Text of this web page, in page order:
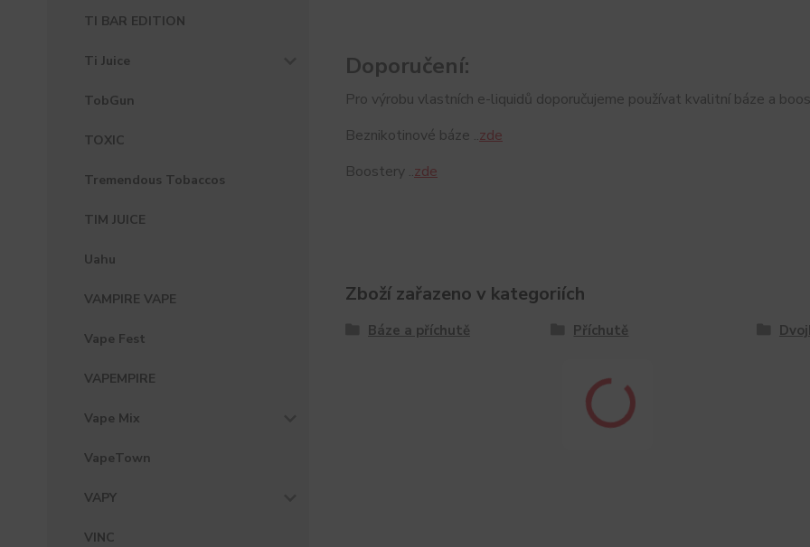
TI BAR EDITION
Ti Juice
TobGun
TOXIC
Tremendous Tobaccos
TIM JUICE
Uahu
VAMPIRE VAPE
Vape Fest
VAPEMPIRE
Vape Mix
VapeTown
VAPY
VINC
Doporučení:
Pro výrobu vlastních e-liquidů doporučujeme používat kvalitní báze a
Beznikotinové báze ..zde
Boostery ..zde
Zboží zařazeno v kategoriích
Báze a příchutě Příchutě